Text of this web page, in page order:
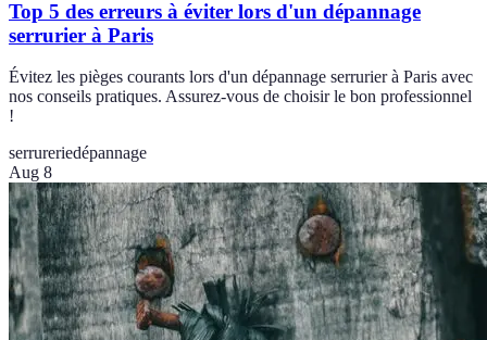
Top 5 des erreurs à éviter lors d'un dépannage
serrurier à Paris
Évitez les pièges courants lors d'un dépannage serrurier à Paris avec
nos conseils pratiques. Assurez-vous de choisir le bon professionnel
!
serrureriedépannage
Aug 8